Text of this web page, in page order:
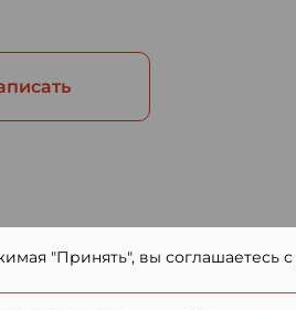
"Принять", вы соглашаетесь с